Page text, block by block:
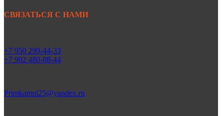
СВЯЗАТЬСЯ С НАМИ
+7 950 299-44-33
+7 902 480-88-44
Primkamni25@yandex.ru